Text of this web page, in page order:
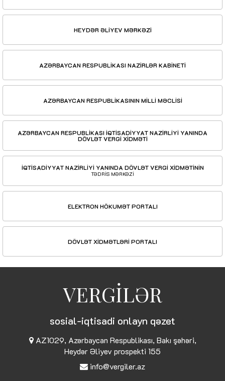
HEYDƏR ƏLİYEV MƏRKƏZİ
AZƏRBAYCAN RESPUBLİKASI NAZİRLƏR KABİNETİ
AZƏRBAYCAN RESPUBLİKASININ MİLLİ MƏCLİSİ
AZƏRBAYCAN RESPUBLİKASI İQTİSADİYYAT NAZİRLİYİ YANINDA
DÖVLƏT VERGİ XİDMƏTİ
İQTİSADİYYAT NAZİRLİYİ YANINDA DÖVLƏT VERGİ XİDMƏTİNİN
TƏDRİS MƏRKƏZİ
ELEKTRON HÖKUMƏT PORTALI
DÖVLƏT XİDMƏTLƏRİ PORTALI
VERGİLƏR
sosial-iqtisadi onlayn qəzet
AZ1029, Azərbaycan Respublikası, Bakı şəhəri,
Heydər Əliyev prospekti 155
info@vergiler.az